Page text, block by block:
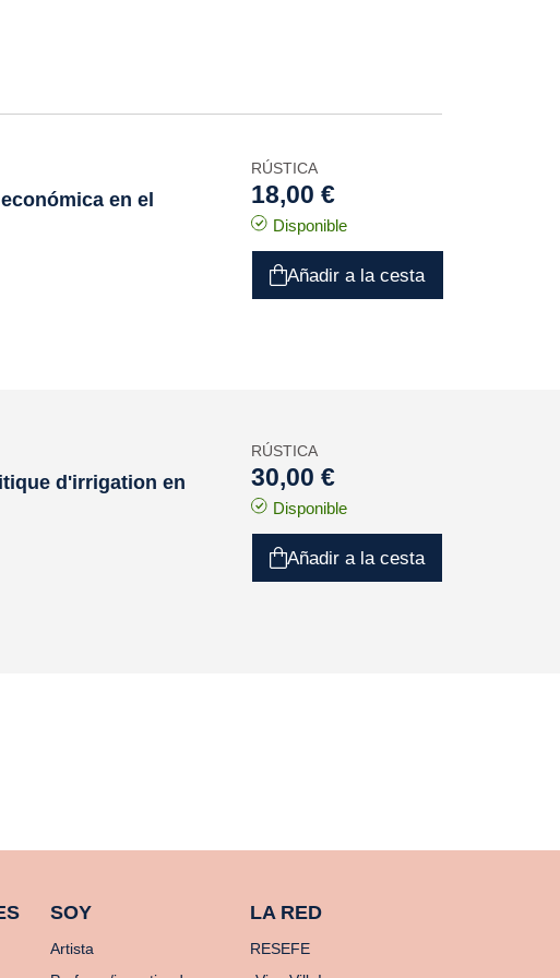
en el
RÚSTICA
18,00 €
Disponible
Añadir a la cesta
d'irrigation en
RÚSTICA
30,00 €
Disponible
Añadir a la cesta
SOY
Artista
LA RED
RESEFE